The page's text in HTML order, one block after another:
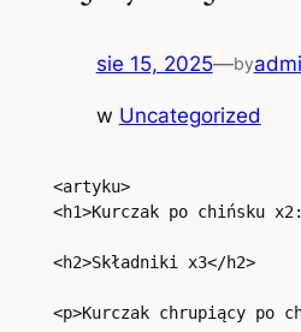
sie 15, 2025—by
w Uncategorized
<artyku>
<h1>Kurczak po chińsku
<h2>Składniki x3</h2>
<p>Kurczak chrupiący po